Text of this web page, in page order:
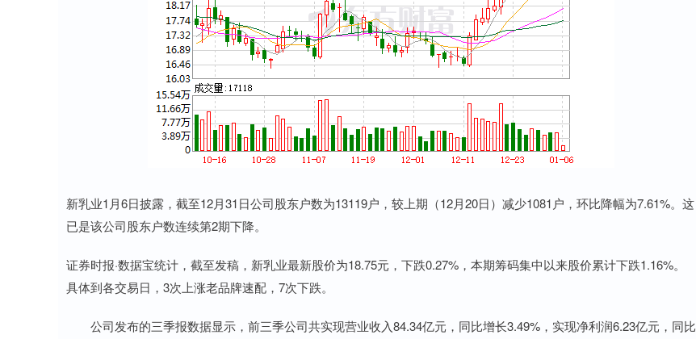
新乳业1月6日披露，截至12月31日公司股东户数为13119户，较上期（12月20日）减少1081户，环比降幅为7.61%。这
已是该公司股东户数连续第2期下降。
证券时报·数据宝统计，截至发稿，新乳业最新股价为18.75元，下跌0.27%，本期筹码集中以来股价累计下跌1.16%。
具体到各交易日，3次上涨老品牌速配，7次下跌。
公司发布的三季报数据显示，前三季公司共实现营业收入84.34亿元，同比增长3.49%，实现净利润6.23亿元，同比